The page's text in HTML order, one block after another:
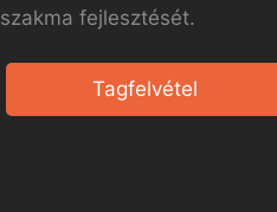
szakma fejlesztését.
Tagfelvétel